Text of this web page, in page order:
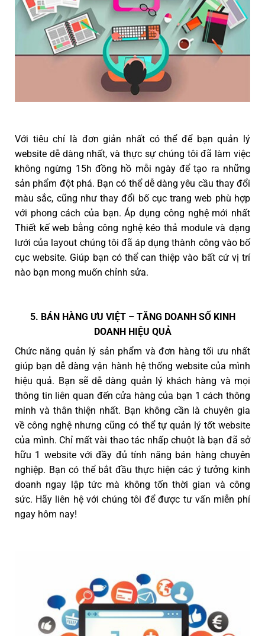
Với tiêu chí là đơn giản nhất có thể để bạn quản lý
website dễ dàng nhất, và thực sự chúng tôi đã làm việc
không ngừng 15h đồng hồ mỗi ngày để tạo ra những
sản phẩm đột phá. Bạn có thể dễ dàng yêu cầu thay đổi
màu sắc, cũng như thay đổi bố cục trang web phù hợp
với phong cách của bạn. Áp dụng công nghệ mới nhất
Thiết kế web bằng công nghệ kéo thả module và dạng
lưới của layout chúng tôi đã áp dụng thành công vào bố
cục website. Giúp bạn có thể can thiệp vào bất cứ vị trí
nào bạn mong muốn chỉnh sửa.
5. BÁN HÀNG ƯU VIỆT – TĂNG DOANH SỐ KINH
DOANH HIỆU QUẢ
Chức năng quản lý sản phẩm và đơn hàng tối ưu nhất
giúp bạn dễ dàng vận hành hệ thống website của mình
hiệu quả. Bạn sẽ dễ dàng quản lý khách hàng và mọi
thông tin liên quan đến cửa hàng của bạn 1 cách thông
minh và thân thiện nhất. Bạn không cần là chuyên gia
về công nghệ nhưng cũng có thể tự quản lý tốt website
của mình. Chỉ mất vài thao tác nhấp chuột là bạn đã sở
hữu 1 website với đầy đủ tính năng bán hàng chuyên
nghiệp. Bạn có thể bắt đầu thực hiện các ý tưởng kinh
doanh ngay lập tức mà không tốn thời gian và công
sức. Hãy liên hệ với chúng tôi để được tư vấn miễn phí
ngay hôm nay!